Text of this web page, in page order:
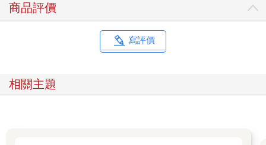
商品評價
寫評價
相關主題